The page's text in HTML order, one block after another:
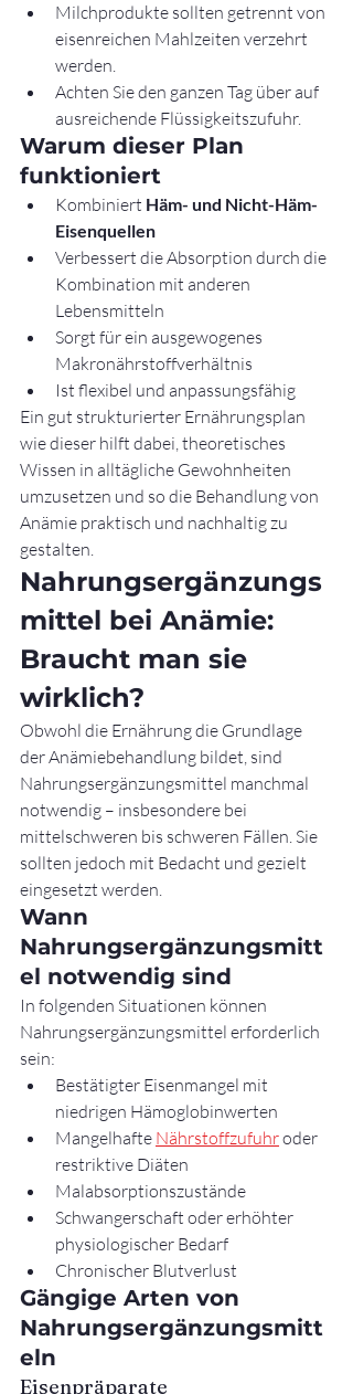
Milchprodukte sollten getrennt von
eisenreichen Mahlzeiten verzehrt
werden.
Achten Sie den ganzen Tag über auf
ausreichende Flüssigkeitszufuhr.
Warum dieser Plan
funktioniert
Kombiniert Häm- und Nicht-Häm-
Eisenquellen
Verbessert die Absorption durch die
Kombination mit anderen
Lebensmitteln
Sorgt für ein ausgewogenes
Makronährstoffverhältnis
Ist flexibel und anpassungsfähig
Ein gut strukturierter Ernährungsplan
wie dieser hilft dabei, theoretisches
Wissen in alltägliche Gewohnheiten
umzusetzen und so die Behandlung von
Anämie praktisch und nachhaltig zu
gestalten.
Nahrungsergänzungs
mittel bei Anämie:
Braucht man sie
wirklich?
Obwohl die Ernährung die Grundlage
der Anämiebehandlung bildet, sind
Nahrungsergänzungsmittel manchmal
notwendig – insbesondere bei
mittelschweren bis schweren Fällen. Sie
sollten jedoch mit Bedacht und gezielt
eingesetzt werden.
Wann
Nahrungsergänzungsmitt
el notwendig sind
In folgenden Situationen können
Nahrungsergänzungsmittel erforderlich
sein:
Bestätigter Eisenmangel mit
niedrigen Hämoglobinwerten
Mangelhafte Nährstoffzufuhr oder
restriktive Diäten
Malabsorptionszustände
Schwangerschaft oder erhöhter
physiologischer Bedarf
Chronischer Blutverlust
Gängige Arten von
Nahrungsergänzungsmitt
eln
Eisenpräparate